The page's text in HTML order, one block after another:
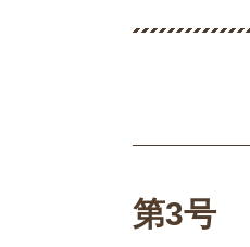
第3号